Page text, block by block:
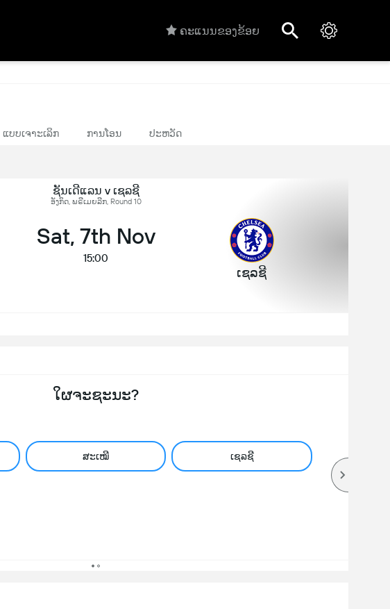
ຄະແນນຂອງຂ້ອຍ
ແບບເຈາະເລິກ ການໂອນ ປະຫວັດ
ຊັນເດີແລນ v ເຊລຊີ
ອັງກິດ, ພຣີເມຍລີກ, Round 10
Sat, 7th Nov
15:00
ເຊລຊີ
ໃຜຈະຊະນະ?
ສະເໝີ ເຊລຊີ